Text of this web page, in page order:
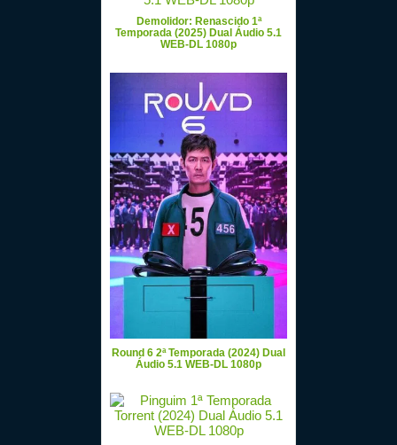
Demolidor: Renascido 1ª
Temporada (2025) Dual Áudio 5.1
WEB-DL 1080p
Round 6 2ª Temporada (2024) Dual
Áudio 5.1 WEB-DL 1080p